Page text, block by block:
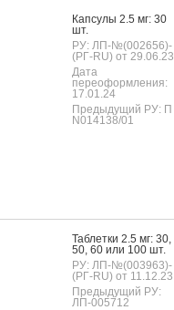
Кап­су­лы 2.5 мг: 30
шт.
РУ: ЛП-№(002656)-
(РГ-RU) от 29.06.23
Дата
переоформления:
17.01.24
Предыдущий РУ: П
N014138/01
Таб­летки 2.5 мг: 30,
50, 60 или 100 шт.
РУ: ЛП-№(003963)-
(РГ-RU) от 11.12.23
Предыдущий РУ:
ЛП-005712